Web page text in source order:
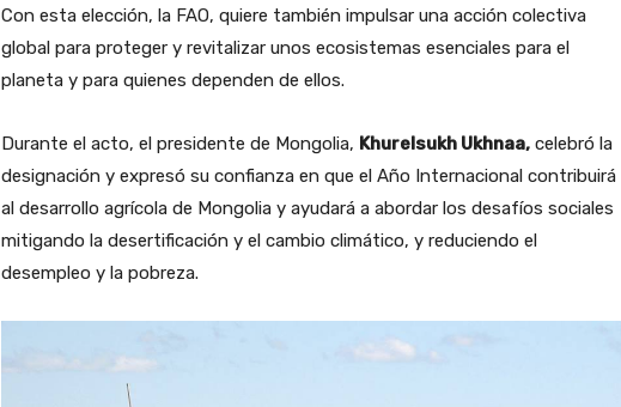
Con esta elección, la FAO, quiere también impulsar una acción colectiva
global para proteger y revitalizar unos ecosistemas esenciales para el
planeta y para quienes dependen de ellos.
Durante el acto, el presidente de Mongolia, Khurelsukh Ukhnaa,celebró la
designación y expresó su confianza en que el Año Internacional contribuirá
al desarrollo agrícola de Mongolia y ayudará a abordar los desafíos sociales
mitigando la desertificación y el cambio climático, y reduciendo el
desempleo y la pobreza.